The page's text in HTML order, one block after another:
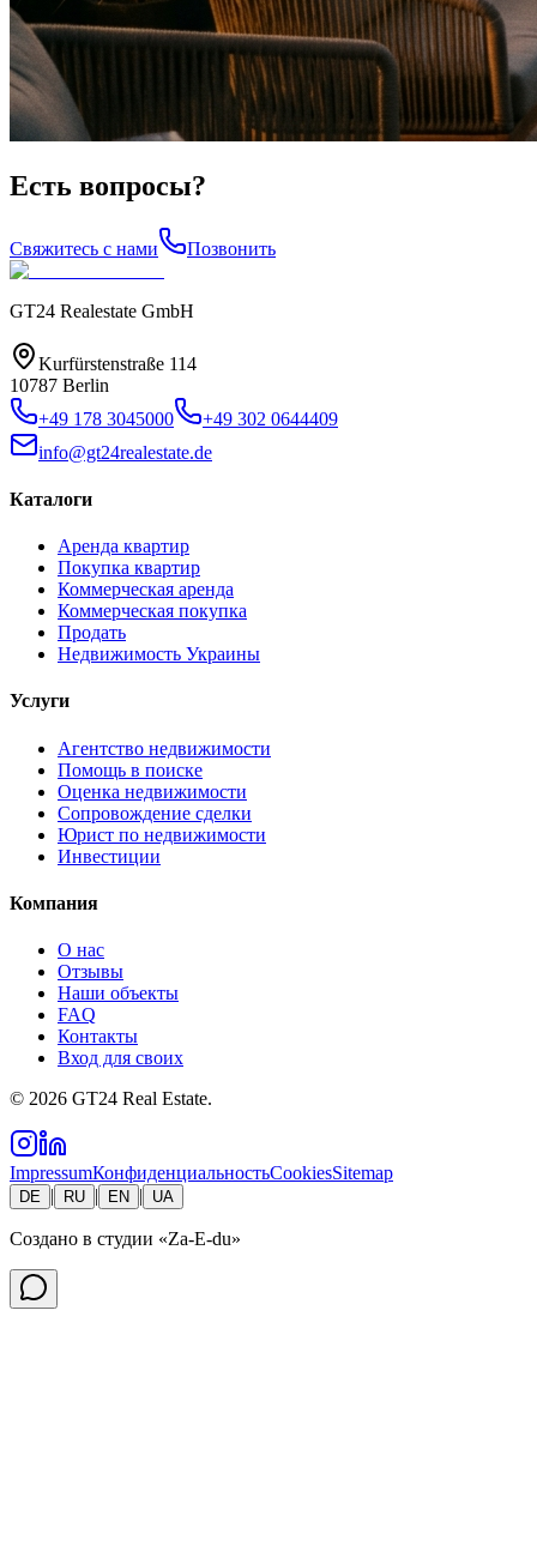
Есть вопросы?
Свяжитесь с нами Позвонить
GT24 Realestate GmbH
Kurfürstenstraße 114
10787 Berlin
+49 178 3045000
+49 302 0644409
info@gt24realestate.de
Каталоги
Аренда квартир
Покупка квартир
Коммерческая аренда
Коммерческая покупка
Продать
Недвижимость Украины
Услуги
Агентство недвижимости
Помощь в поиске
Оценка недвижимости
Сопровождение сделки
Юрист по недвижимости
Инвестиции
Компания
О нас
Отзывы
Наши объекты
FAQ
Контакты
Вход для своих
© 2026 GT24 Real Estate.
ImpressumКонфиденциальностьCookiesSitemap
DE | RU | EN | UA
Создано в студии «Za-E-du»